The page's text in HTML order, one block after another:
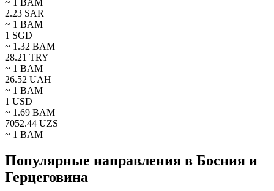
2.23 SAR
~ 1 BAM
1 SGD
~ 1.32 BAM
28.21 TRY
~ 1 BAM
26.52 UAH
~ 1 BAM
1 USD
~ 1.69 BAM
7052.44 UZS
~ 1 BAM
Популярные направления в Босния и
Герцеговина